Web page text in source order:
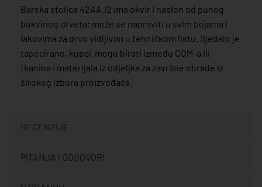
Barska stolica 42AA.i2 ima okvir i naslon od punog
bukvinog drveta; može se napraviti u svim bojama i
lakovima za drvo vidljivim u tehničkom listu. Sjedalo je
tapecirano, kupci mogu birati između COM-a ili
tkanina i materijala iz odjeljka za završne obrade iz
širokog izbora proizvođača.
RECENZIJE
PITANJA I ODGOVORI